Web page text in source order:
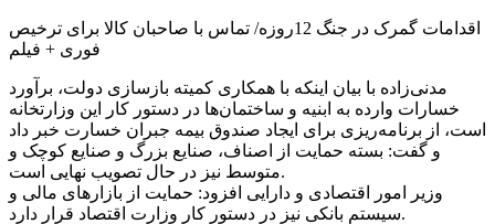
اقدامات گمرک در جنگ 12روزه/ تماس با صاحبان کالا برای ترخیص
فوری + فیلم
مدنی‌زاده با بیان اینکه با همکاری کمیته بازسازی دولت، برآورد
خسارات وارده به ابنیه و ساختمان‌ها در دستور کار این وزارتخانه
است، از برنامه‌ریزی برای ایجاد صندوق بیمه جبران خسارت خبر داد
و گفت: بسته حمایت از اصناف، صنایع بزرگ و صنایع کوچک و
متوسط نیز در حال تصویب نهایی است.
وزیر امور اقتصادی و دارایی افزود: حمایت از بازارهای مالی و
سیستم بانکی نیز در دستور کار وزارت اقتصاد قرار دارد.